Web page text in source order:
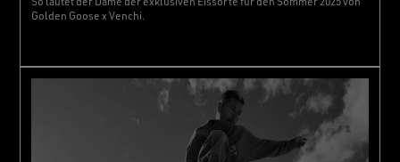
Golden Goose x Venchi.